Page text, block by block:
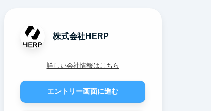
株式会社HERP
詳しい会社情報はこちら
エントリー画面に進む